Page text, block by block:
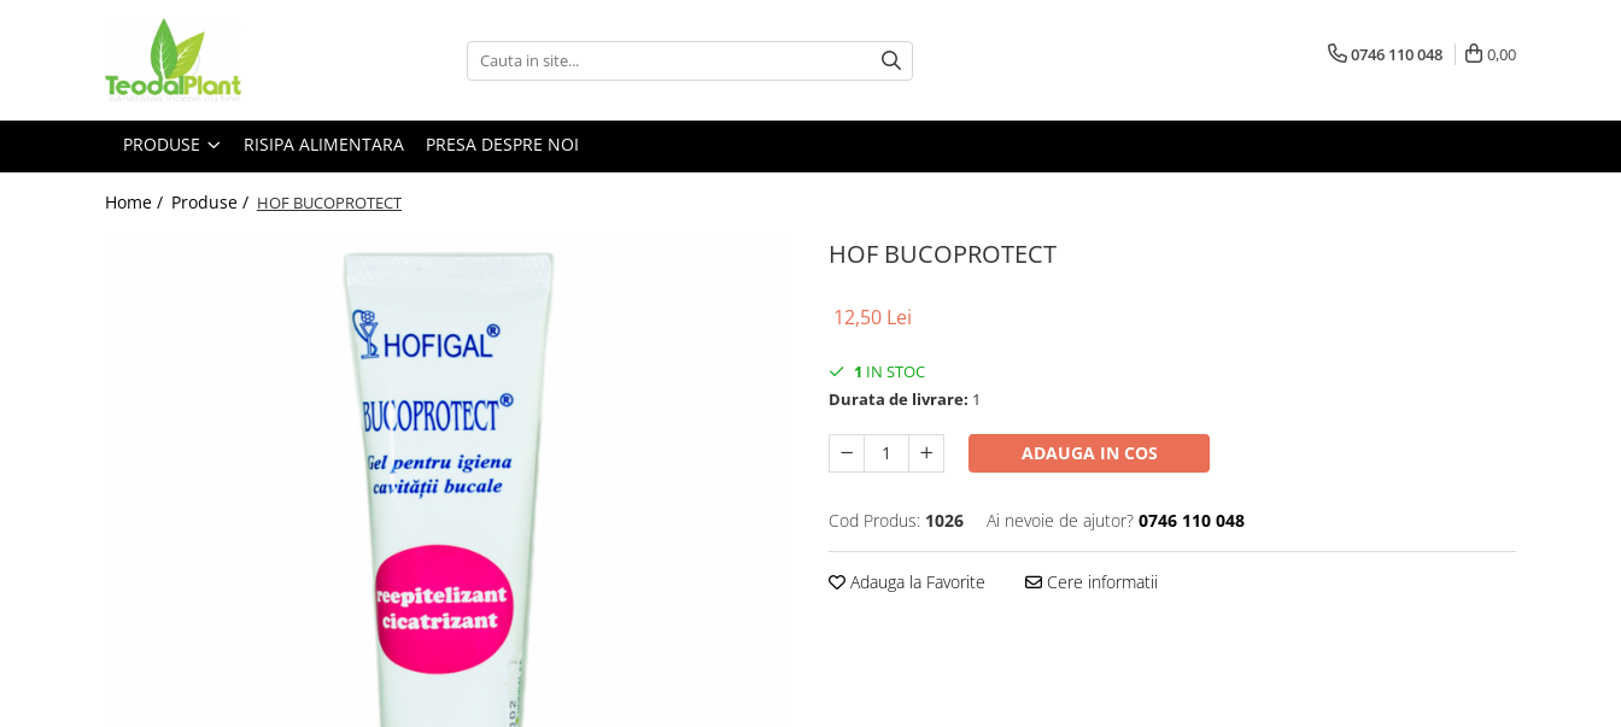
Produse
ANTIINFLAMATOARE
SUPLIMENTE TONICE
0746 110 048 0,00
PRODUSE RISIPA ALIMENTARA PRESA DESPRE NOI
Home / Produse / HOF BUCOPROTECT
HOF BUCOPROTECT
12,50 Lei
1 IN STOC
Durata de livrare: 1
ADAUGA IN COS
Cod Produs: 1026 Ai nevoie de ajutor? 0746 110 048
Adauga la Favorite Cere informatii